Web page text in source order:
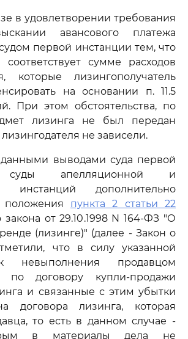
в удовлетворении требования
авансового платежа
первой инстанции тем, что
сумме расходов
которые лизингополучатель
на основании п. 11.5
При этом обстоятельства, по
лизинга не был передан
не зависели.
данными выводами суда первой
суды апелляционной и
инстанций дополнительно
положения пункта 2 статьи 22
от 29.10.1998 N 164-ФЗ "О
(лизинге)" (далее - Закон о
что в силу указанной
невыполнения продавцом
по договору купли-продажи
и связанные с этим убытки
договора лизинга, которая
то есть в данном случае -
в материалы дела не